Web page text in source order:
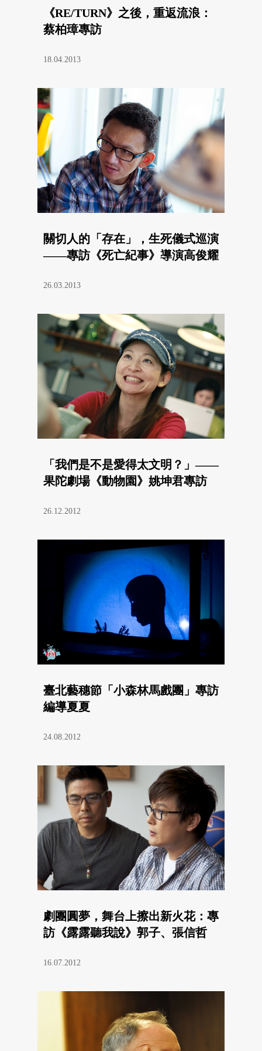
《RE/TURN》之後，重返流浪：
蔡柏璋專訪
18.04.2013
關切人的「存在」，生死儀式巡演
——專訪《死亡紀事》導演高俊耀
26.03.2013
「我們是不是愛得太文明？」——
果陀劇場《動物園》姚坤君專訪
26.12.2012
臺北藝穗節「小森林馬戲團」專訪
編導夏夏
24.08.2012
劇團圓夢，舞台上擦出新火花：專
訪《露露聽我說》郭子、張信哲
16.07.2012